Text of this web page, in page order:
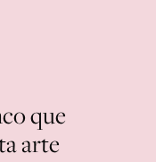
que
arte